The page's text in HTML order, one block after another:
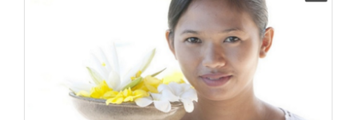
SERVICES
Conférences